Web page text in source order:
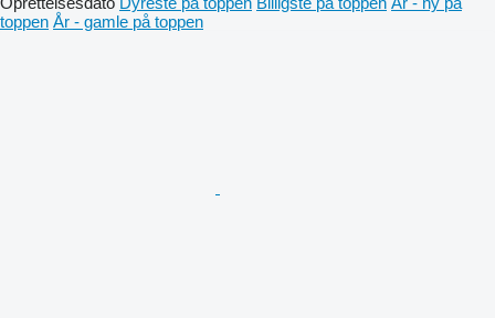
toppen År - gamle på toppen